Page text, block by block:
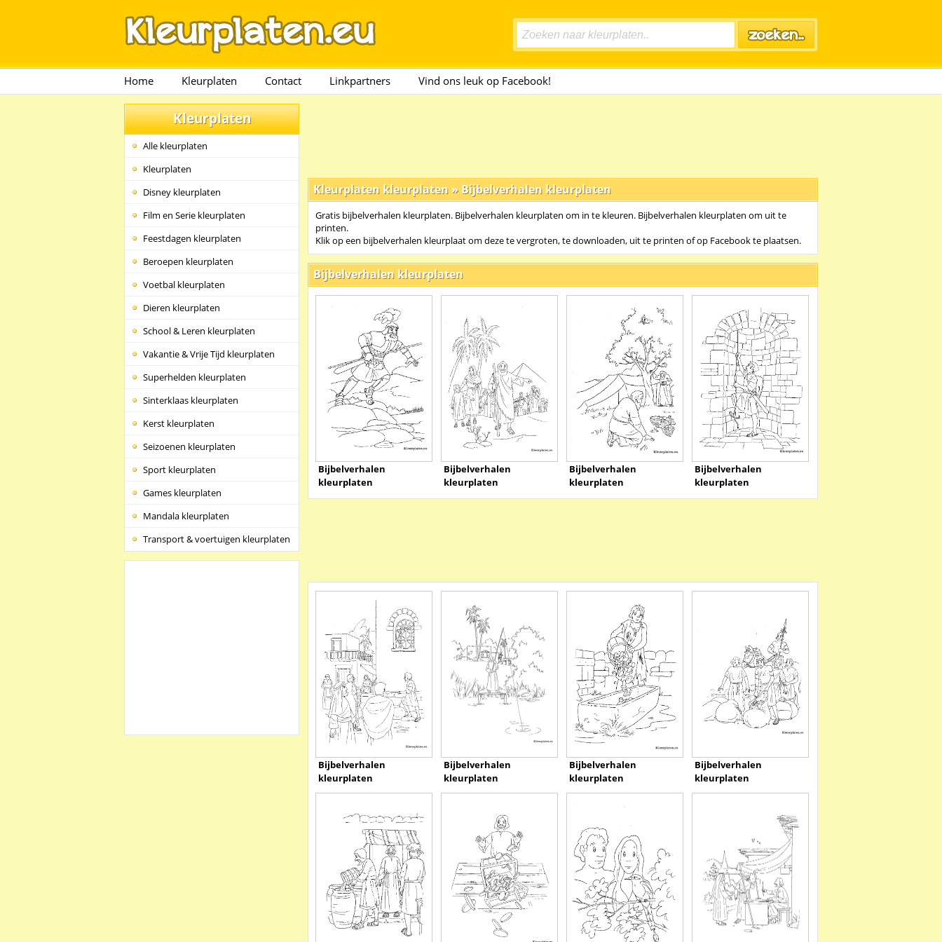
Home Kleurplaten Contact Linkpartners Vind ons leuk op Facebook!
Kleurplaten
Alle kleurplaten
Kleurplaten
Disney kleurplaten
Film en Serie kleurplaten
Feestdagen kleurplaten
Beroepen kleurplaten
Voetbal kleurplaten
Dieren kleurplaten
School & Leren kleurplaten
Vakantie & Vrije Tijd kleurplaten
Superhelden kleurplaten
Sinterklaas kleurplaten
Kerst kleurplaten
Seizoenen kleurplaten
Sport kleurplaten
Games kleurplaten
Mandala kleurplaten
Transport & voertuigen kleurplaten
Kleurplaten kleurplaten » Bijbelverhalen kleurplaten
Gratis bijbelverhalen kleurplaten. Bijbelverhalen kleurplaten om in te kleuren. Bijbelverhalen kleurplaten om uit te
printen.
Klik op een bijbelverhalen kleurplaat om deze te vergroten, te downloaden, uit te printen of op Facebook te plaatsen.
Bijbelverhalen kleurplaten
Bijbelverhalen
kleurplaten
Bijbelverhalen
kleurplaten
Bijbelverhalen
kleurplaten
Bijbelverhalen
kleurplaten
Bijbelverhalen
kleurplaten
Bijbelverhalen
kleurplaten
Bijbelverhalen
kleurplaten
Bijbelverhalen
kleurplaten